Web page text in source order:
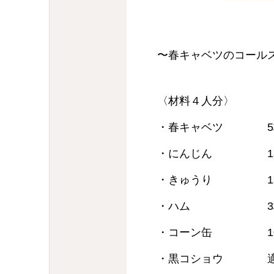
〜春キャベツのコール
〈材料４人分〉
・春キャベツ 5
・にんじん 1
・きゅうり 1
・ハム 3
・コーン缶 1
・黒コショウ 適